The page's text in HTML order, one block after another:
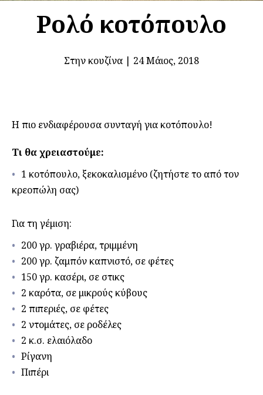
Ρολό κοτόπουλο
Στην κουζίνα | 24 Μάιος, 2018
Η πιο ενδιαφέρουσα συνταγή για κοτόπουλο!
Τι θα χρειαστούμε:
1 κοτόπουλο, ξεκοκαλισμένο (ζητήστε το από τον
κρεοπώλη σας)
Για τη γέμιση:
200 γρ. γραβιέρα, τριμμένη
200 γρ. ζαμπόν καπνιστό, σε φέτες
150 γρ. κασέρι, σε στικς
2 καρότα, σε μικρούς κύβους
2 πιπεριές, σε φέτες
2 ντομάτες, σε ροδέλες
2 κ.σ. ελαιόλαδο
Ρίγανη
Πιπέρι